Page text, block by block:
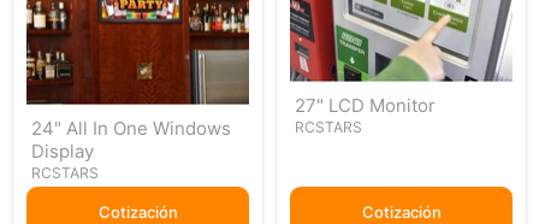
All
In
One
Windows
24" All In One Windows
Display
RCSTARS
Cotización
LCD
Monitor
27" LCD Monitor
RCSTARS
Cotización